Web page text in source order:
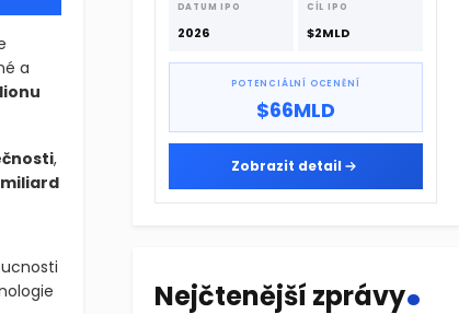
a
,
DATUM IPO
2026
CÍL IPO
$2MLD
POTENCIÁLNÍ OCENĚNÍ
$66MLD
Zobrazit detail
Nejčtenější zprávy.